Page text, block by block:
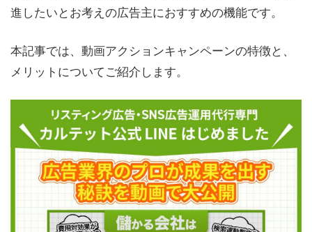
進したいとお考えの広告主におすすめの機能です。
本記事では、動画アクションキャンペーンの特徴と、
メリットについてご紹介します。